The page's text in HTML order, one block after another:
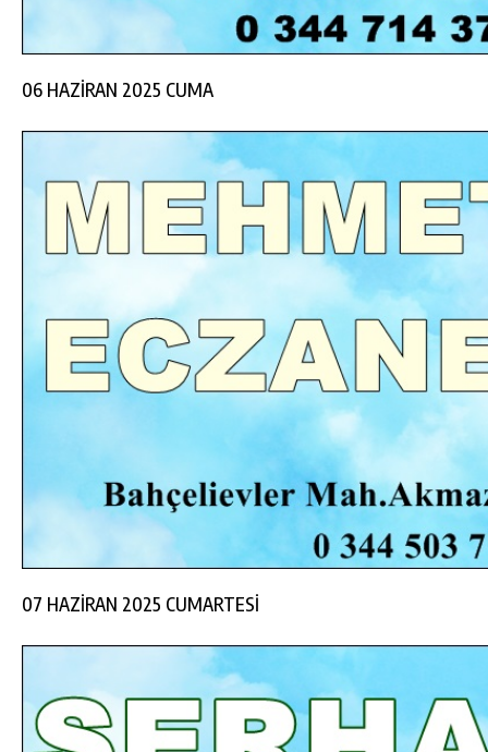
06 HAZİRAN 2025 CUMA
07 HAZİRAN 2025 CUMARTESİ
GÜNLÜK HABER AKIŞI